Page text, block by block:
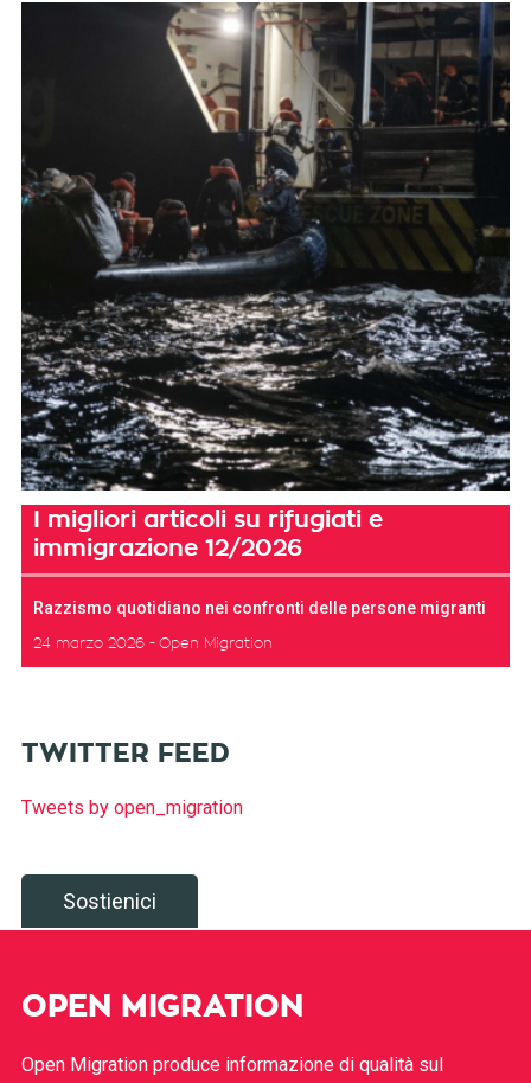
I migliori articoli su rifugiati e
immigrazione 12/2026
Razzismo quotidiano nei confronti delle persone migranti
24 marzo 2026 Open Migration
TWITTER FEED
Tweets by open_migration
Sostienici
OPEN MIGRATION
Open Migration produce informazione di qualità sul